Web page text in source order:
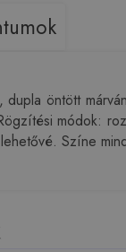
öntött
módok:
Színe